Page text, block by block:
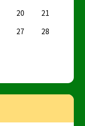
20
21
27
28